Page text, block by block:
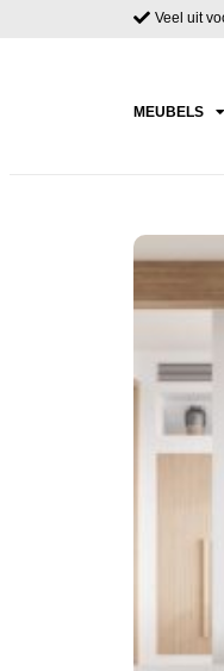
Veel uit
MEUBELS